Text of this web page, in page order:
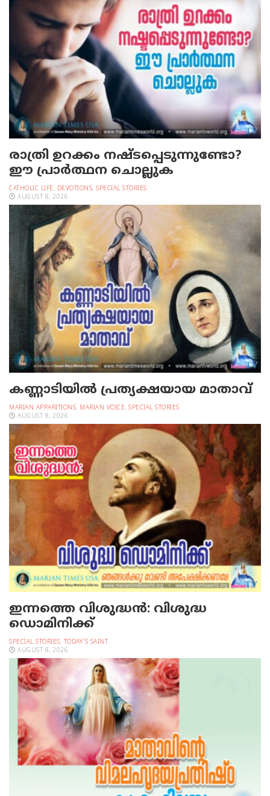
രാത്രി ഉറക്കം നഷ്ടപ്പെടുന്നുണ്ടോ?
ഈ പ്രാര്‍ത്ഥന ചൊല്ലുക
CATHOLIC LIFE, DEVOTIONS, SPECIAL STORIES
AUGUST 8, 2026
കണ്ണാടിയില്‍ പ്രത്യക്ഷയായ മാതാവ്
MARIAN APPARITIONS, MARIAN VOICE, SPECIAL STORIES
AUGUST 8, 2026
ഇന്നത്തെ വിശുദ്ധന്‍: വിശുദ്ധ
ഡൊമിനിക്ക്
SPECIAL STORIES, TODAY'S SAINT
AUGUST 8, 2026